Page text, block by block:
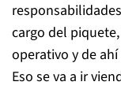
cargo del
operativo y de
Eso se va a ir